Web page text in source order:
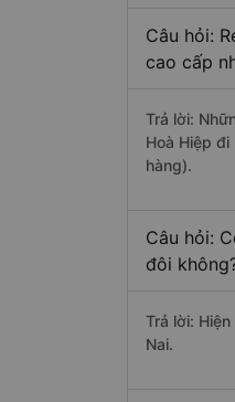
Câu hỏi:
cao cấp
Trả lời:
Hoà Hiệp
hàng).
Câu hỏi:
đôi
Trả lời:
Nai.